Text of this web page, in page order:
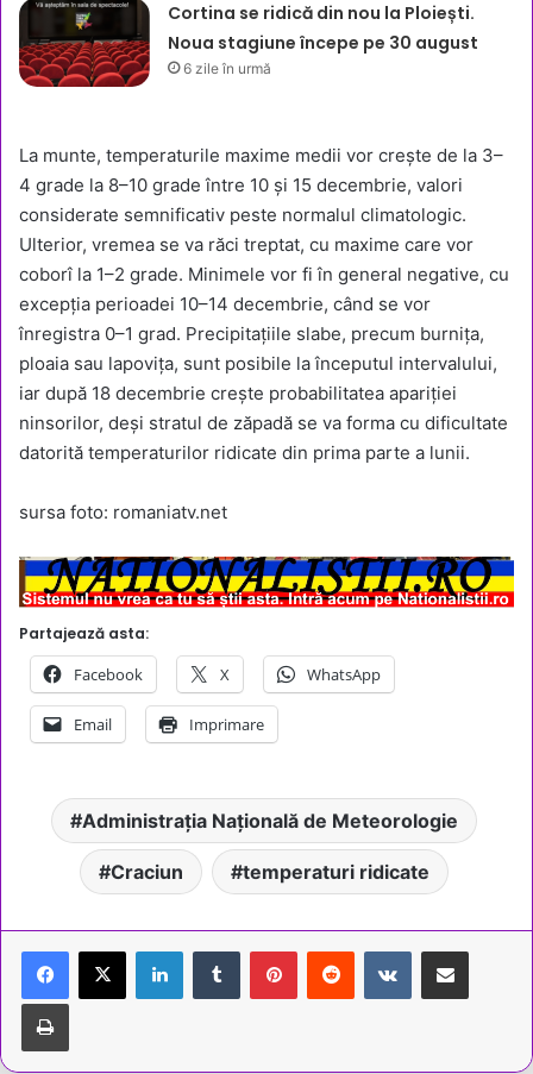
Cortina se ridică din nou la Ploiești.
Noua stagiune începe pe 30 august
6 zile în urmă
La munte, temperaturile maxime medii vor crește de la 3–
4 grade la 8–10 grade între 10 și 15 decembrie, valori
considerate semnificativ peste normalul climatologic.
Ulterior, vremea se va răci treptat, cu maxime care vor
coborî la 1–2 grade. Minimele vor fi în general negative, cu
excepția perioadei 10–14 decembrie, când se vor
înregistra 0–1 grad. Precipitațiile slabe, precum burnița,
ploaia sau lapovița, sunt posibile la începutul intervalului,
iar după 18 decembrie crește probabilitatea apariției
ninsorilor, deși stratul de zăpadă se va forma cu dificultate
datorită temperaturilor ridicate din prima parte a lunii.
sursa foto: romaniatv.net
Partajează asta:
Facebook X WhatsApp
Email Imprimare
Administrația Națională de Meteorologie
Craciun temperaturi ridicate
LinkedInTumblr PinterestReddit VKontakteShare via Email
Tipărește